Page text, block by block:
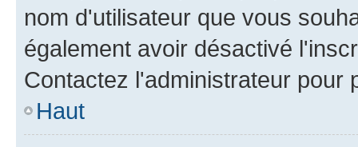
nom d'utilisateur que vous
également avoir désactivé
Contactez l'administrateur pour
Haut